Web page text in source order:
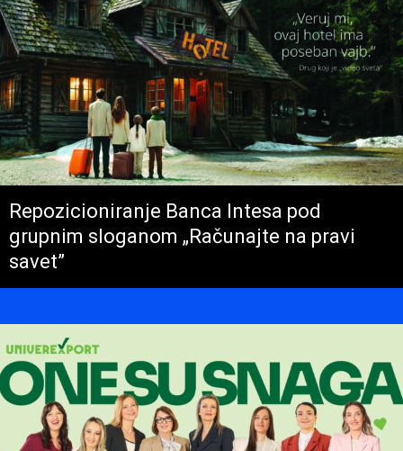
Repozicioniranje Banca Intesa pod
grupnim sloganom „Računajte na pravi
savet”